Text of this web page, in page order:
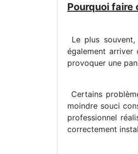
Pourquoi faire
Le plus
également
provoquer une
Certains
moindre souci
professionnel
correctement